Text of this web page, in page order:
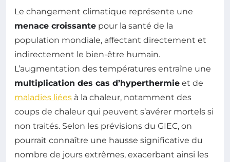
Le changement climatique représente une
menace croissante pour la santé de la
population mondiale, affectant directement et
indirectement le bien-être humain.
L’augmentation des températures entraîne une
multiplication des cas d’hyperthermie et de
maladies liées à la chaleur, notamment des
coups de chaleur qui peuvent s’avérer mortels si
non traités. Selon les prévisions du GIEC, on
pourrait connaître une hausse significative du
nombre de jours extrêmes, exacerbant ainsi les